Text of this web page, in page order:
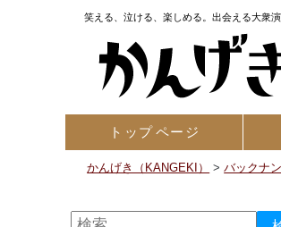
笑える、泣ける、楽しめる。出会える大衆
トップページ
かんげき（KANGEKI） >バックナ